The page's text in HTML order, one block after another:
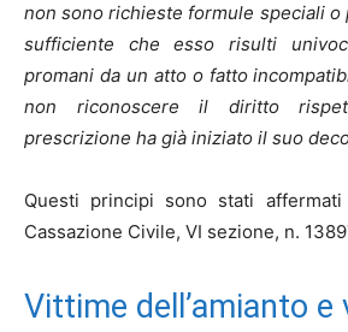
non sono richieste formule speciali
sufficiente che esso risulti
promani da un atto o fatto
non riconoscere il diritto
prescrizione ha già iniziato il suo
Questi principi sono stati
Cassazione Civile, VI sezione, n.
Vittime dell’amianto e